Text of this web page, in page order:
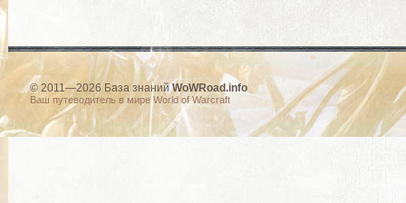
© 2011—2026 База знанийWoWRoad.info
Ваш путеводитель в мире World of Warcraft